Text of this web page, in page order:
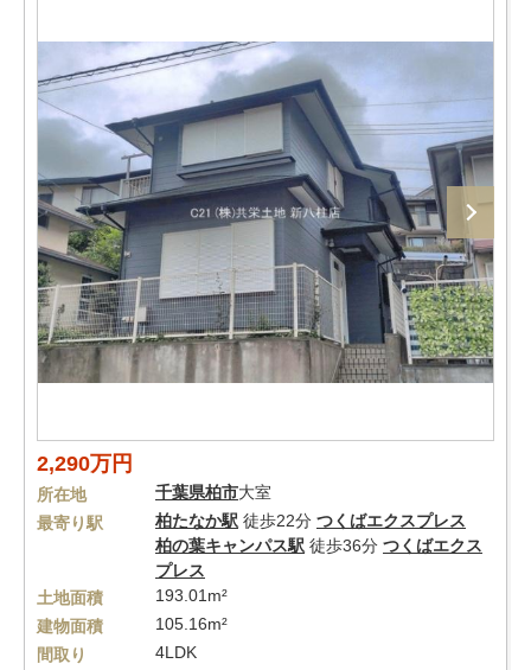
2,290万円
所在地 千葉県柏市大室
最寄り駅
柏たなか駅 徒歩22分 つくばエクスプレス
柏の葉キャンパス駅 徒歩36分 つくばエクス
プレス
土地面積
193.01m²
建物面積
105.16m²
間取り
4LDK